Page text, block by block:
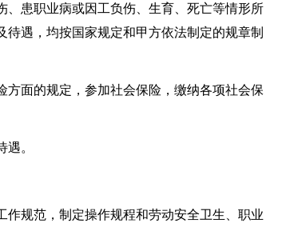
患职业病或因工负伤、生育、死亡等情形所
遇，均按国家规定和甲方依法制定的规章制
面的规定，参加社会保险，缴纳各项社会保
。
规范，制定操作规程和劳动安全卫生、职业